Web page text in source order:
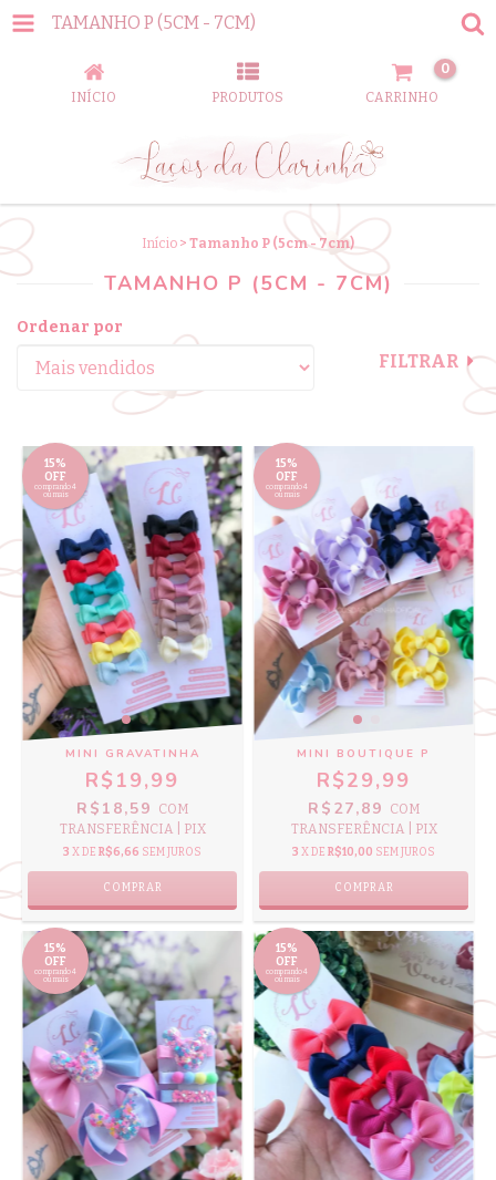
TAMANHO P (5CM - 7CM)
INÍCIO PRODUTOS CARRINHO
0
Início > Tamanho P (5cm - 7cm)
TAMANHO P (5CM - 7CM)
Ordenar por
FILTRAR
15%
OFF
comprando 4
ou mais
MINI GRAVATINHA
R$19,99
R$18,59
COM
TRANSFERÊNCIA | PIX
3 X DE R$6,66 SEM JUROS
COMPRAR
15%
OFF
comprando 4
ou mais
MINI BOUTIQUE P
R$29,99
R$27,89
COM
TRANSFERÊNCIA | PIX
3 X DE R$10,00 SEM JUROS
COMPRAR
15%
OFF
comprando 4
ou mais
15%
OFF
comprando 4
ou mais